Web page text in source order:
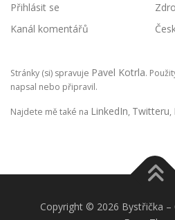
Přihlásit se
Kanál komentářů
Stránky (si) spravuje Pavel Kotrla.
napsal nebo připravil.
Najdete mě také na LinkedIn, Twitteru,
Copyright © 2026 Bystřička –